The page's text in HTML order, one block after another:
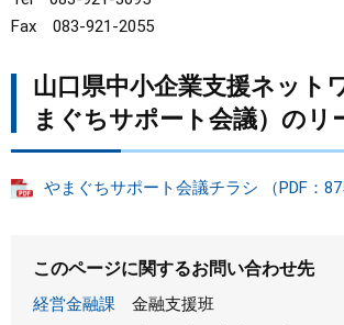
Fax 083-921-2055
山口県中小企業支援ネット
まぐちサポート会議）のリ
やまぐちサポート会議チラシ （PDF：
このページに関するお問い合わせ先
経営金融課
金融支援班